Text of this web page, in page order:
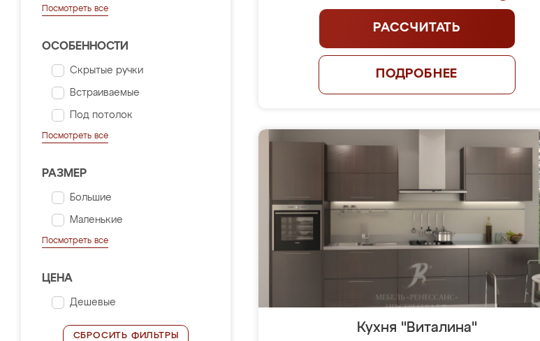
Посмотреть все
ОСОБЕННОСТИ
Скрытые ручки
Встраиваемые
Под потолок
Посмотреть все
РАЗМЕР
Большие
Маленькие
Посмотреть все
ЦЕНА
Дешевые
СБРОСИТЬ ФИЛЬТРЫ
РАССЧИТАТЬ
ПОДРОБНЕЕ
Кухня "Виталина"